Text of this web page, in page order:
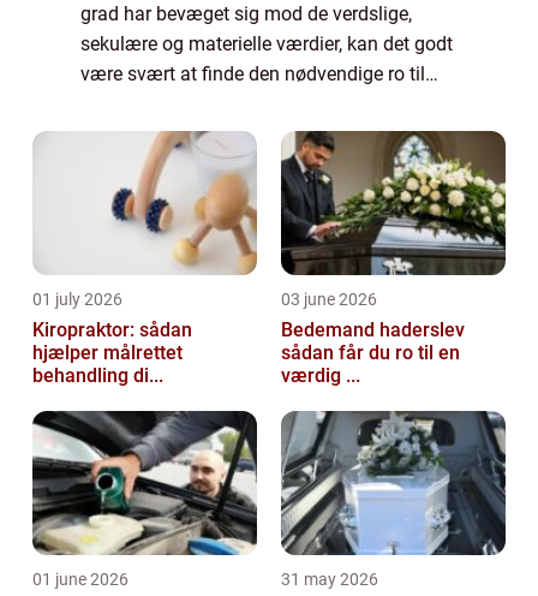
grad har bevæget sig mod de verdslige,
sekulære og materielle værdier, kan det godt
være svært at finde den nødvendige ro til
01 july 2026
Kiropraktor: sådan
hjælper målrettet
behandling di...
03 june 2026
Bedemand haderslev
sådan får du ro til en
værdig ...
01 june 2026 31 may 2026